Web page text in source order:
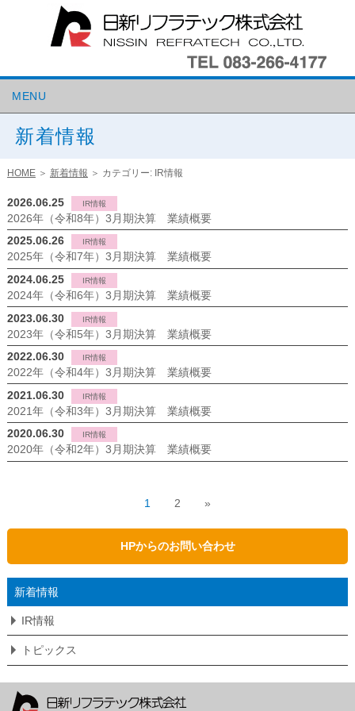
MENU
新着情報
HOME＞ 新着情報 ＞ カテゴリー: IR情報
2026.06.25 IR情報
2026年（令和8年）3月期決算 業績概要
2025.06.26
IR情報
2025年（令和7年）3月期決算 業績概要
2024.06.25
IR情報
2024年（令和6年）3月期決算 業績概要
2023.06.30
IR情報
2023年（令和5年）3月期決算 業績概要
2022.06.30
IR情報
2022年（令和4年）3月期決算 業績概要
2021.06.30
IR情報
2021年（令和3年）3月期決算 業績概要
2020.06.30
IR情報
2020年（令和2年）3月期決算 業績概要
1 2 »
HPからのお問い合わせ
新着情報
IR情報
トピックス